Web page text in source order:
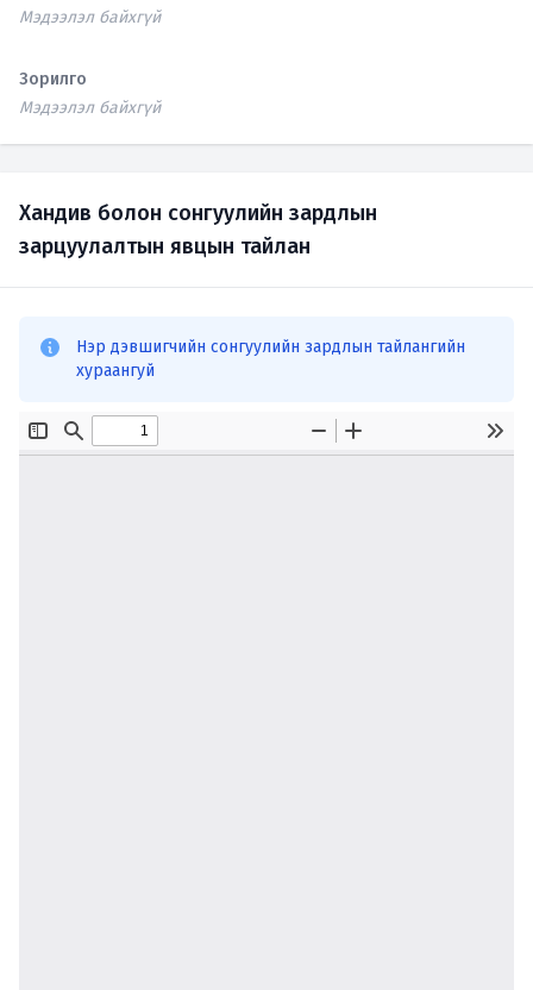
Мэдээлэл байхгүй
Зорилго
Мэдээлэл байхгүй
Хандив болон сонгуулийн зардлын
зарцуулалтын явцын тайлан
Нэр дэвшигчийн сонгуулийн зардлын тайлангийн
хураангуй